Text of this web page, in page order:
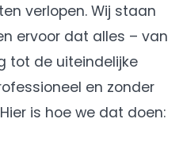
verlopen. Wij staan
ervoor dat alles – van
tot de uiteindelijke
en zonder
is hoe we dat doen: